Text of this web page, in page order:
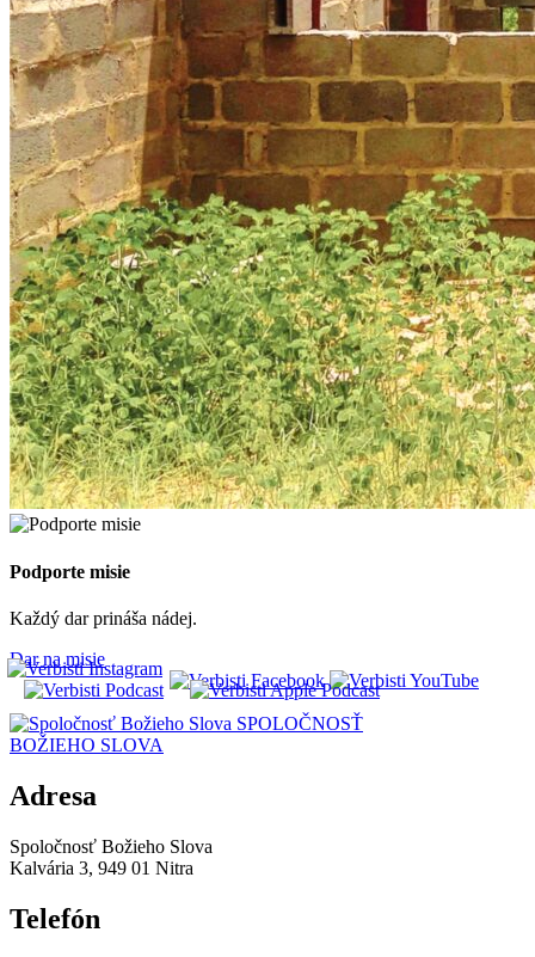
Podporte misie
Každý dar prináša nádej.
Dar na misie
SPOLOČNOSŤ
BOŽIEHO SLOVA
Adresa
Spoločnosť Božieho Slova
Kalvária 3, 949 01 Nitra
Telefón